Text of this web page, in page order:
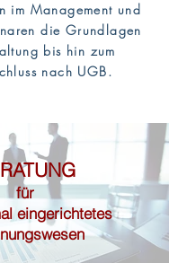
im Management und
die Grundlagen
bis hin zum
nach UGB.
für
eingerichtetes